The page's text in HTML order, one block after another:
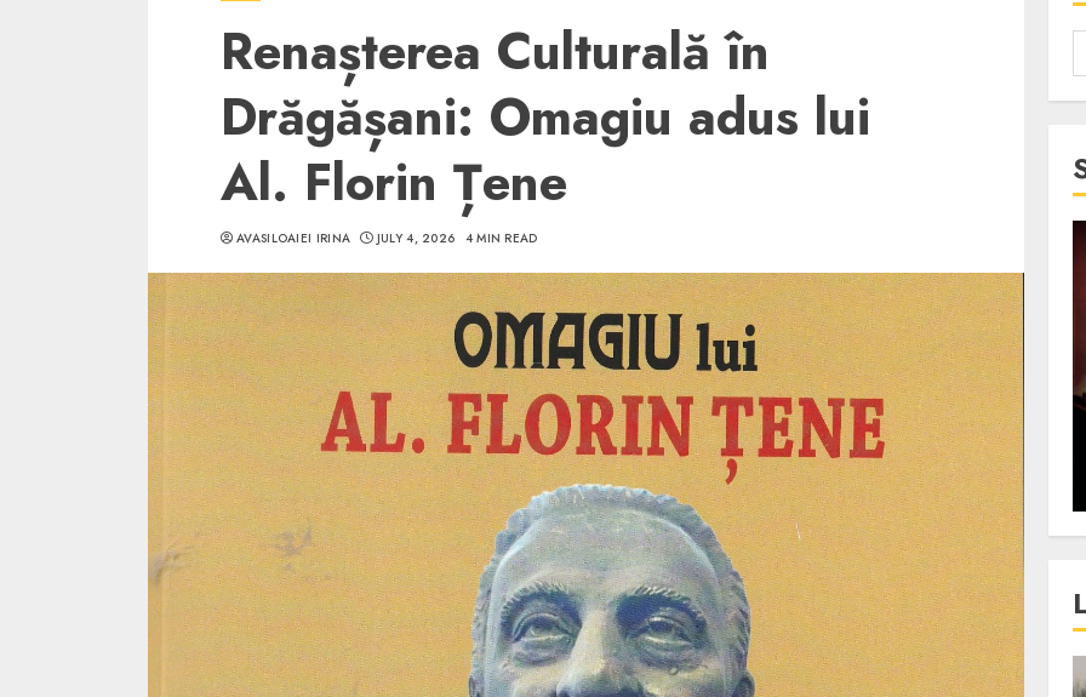
Renașterea Culturală în
Drăgășani: Omagiu adus lui
Al. Florin Țene
AVASILOAIEI IRINA JULY 4, 2026 4 MIN READ
5 min read
SpotOn Cluj
Ce poti vizita in jurul
Clujului cand te afli intr-un
weekend prelungit in
“Orasul Comoara”?
ALEXANDRU S. MAY 31, 2023
SpotOn Cluj
Festivalurile Clujului. De
ce atrage Clujul tinerii si
pe cei mai in varsta an de
an?
ALEXANDRU S. DECEMBER 13, 2023
4 min read 3 min read